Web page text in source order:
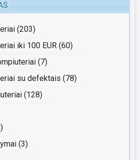
(203)
iki 100 EUR (60)
(7)
su defektais (78)
(128)
(3)